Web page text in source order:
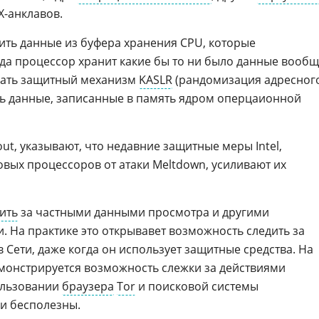
анклавов.
данные из буфера хранения CPU, которые
процессор хранит какие бы то ни было данные
защитный механизм KASLR(рандомизация
данные, записанные в память ядром оперцаионной
указывают, что недавние защитные меры Intel,
процессоров от атаки Meltdown, усиливают их
за частными данными просмотра и другими
практике это открывавет возможность следить за
Сети, даже когда он использует защитные средства. На
возможность слежки за действиями
браузера Tor и поиcковой системы
бесполезны.